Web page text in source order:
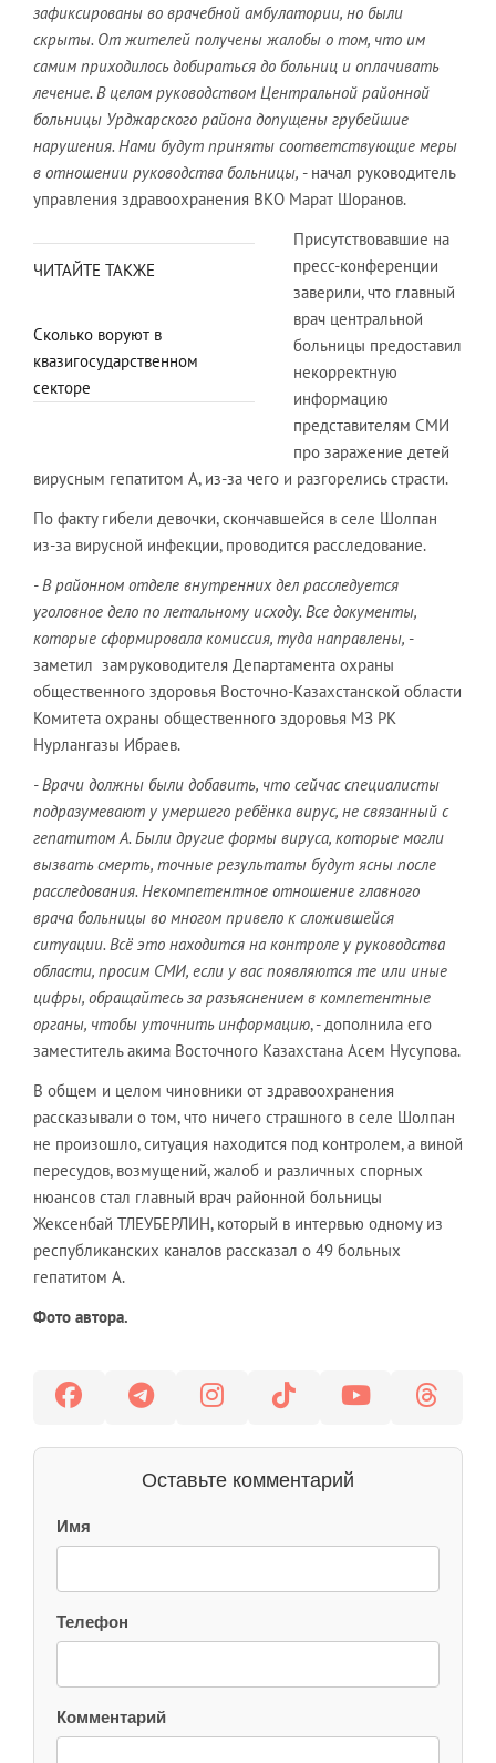
зафиксированы во врачебной амбулатории, но были
скрыты. От жителей получены жалобы о том, что им
самим приходилось добираться до больниц и оплачивать
лечение. В целом руководством Центральной районной
больницы Урджарского района допущены грубейшие
нарушения. Нами будут приняты соответствующие меры
в отношении руководства больницы, - начал руководитель
управления здравоохранения ВКО Марат Шоранов.
ЧИТАЙТЕ ТАКЖЕ
Сколько воруют в
квазигосударственном
секторе
Присутствовавшие на
пресс-конференции
заверили, что главный
врач центральной
больницы предоставил
некорректную
информацию
представителям СМИ
про заражение детей
вирусным гепатитом А, из-за чего и разгорелись страсти.
По факту гибели девочки, скончавшейся в селе Шолпан
из-за вирусной инфекции, проводится расследование.
- В районном отделе внутренних дел расследуется
уголовное дело по летальному исходу. Все документы,
которые сформировала комиссия, туда направлены, -
заметил замруководителя Департамента охраны
общественного здоровья Восточно-Казахстанской области
Комитета охраны общественного здоровья МЗ РК
Нурлангазы Ибраев.
- Врачи должны были добавить, что сейчас специалисты
подразумевают у умершего ребёнка вирус, не связанный с
гепатитом А. Были другие формы вируса, которые могли
вызвать смерть, точные результаты будут ясны после
расследования. Некомпетентное отношение главного
врача больницы во многом привело к сложившейся
ситуации. Всё это находится на контроле у руководства
области, просим СМИ, если у вас появляются те или иные
цифры, обращайтесь за разъяснением в компетентные
органы, чтобы уточнить информацию, - дополнила его
заместитель акима Восточного Казахстана Асем Нусупова.
В общем и целом чиновники от здравоохранения
рассказывали о том, что ничего страшного в селе Шолпан
не произошло, ситуация находится под контролем, а виной
пересудов, возмущений, жалоб и различных спорных
нюансов стал главный врач районной больницы
Жексенбай ТЛЕУБЕРЛИН, который в интервью одному из
республиканских каналов рассказал о 49 больных
гепатитом А.
Фото автора.
Оставьте комментарий
Имя
Телефон
Комментарий